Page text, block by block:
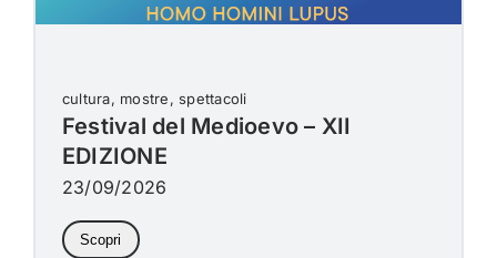
cultura, mostre, spettacoli
Festival del Medioevo – XII
EDIZIONE
23/09/2026
Scopri